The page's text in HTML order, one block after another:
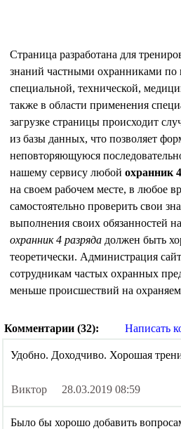
Страница разработана для
знаний частными охранниками по
специальной, технической,
также в области применения
загрузке страницы происходит
из базы данных, что позволяет
неповторяющуюся
нашему сервису любой охранник
на своем рабочем месте, в любое
самостоятельно проверить свои
выполнения своих обязанностей
охранник 4 разряда должен быть
теоретически. Администрация
сотрудникам частых охранных
меньше происшествий на
Комментарии (32): Написать
Удобно. Доходчиво. Хорошая
Виктор 28.03.2019 08:59
Было бы хорошо добавить